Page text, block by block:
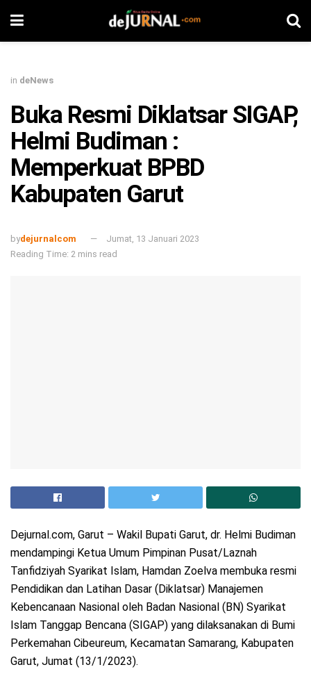
in deNews
Buka Resmi Diklatsar SIGAP,
Helmi Budiman :
Memperkuat BPBD
Kabupaten Garut
bydejurnalcom
Jumat, 13 Januari 2023
Reading Time: 2 mins read
Dejurnal.com, Garut – Wakil Bupati Garut, dr. Helmi Budiman
mendampingi Ketua Umum Pimpinan Pusat/Laznah
Tanfidziyah Syarikat Islam, Hamdan Zoelva membuka resmi
Pendidikan dan Latihan Dasar (Diklatsar) Manajemen
Kebencanaan Nasional oleh Badan Nasional (BN) Syarikat
Islam Tanggap Bencana (SIGAP) yang dilaksanakan di Bumi
Perkemahan Cibeureum, Kecamatan Samarang, Kabupaten
Garut, Jumat (13/1/2023).